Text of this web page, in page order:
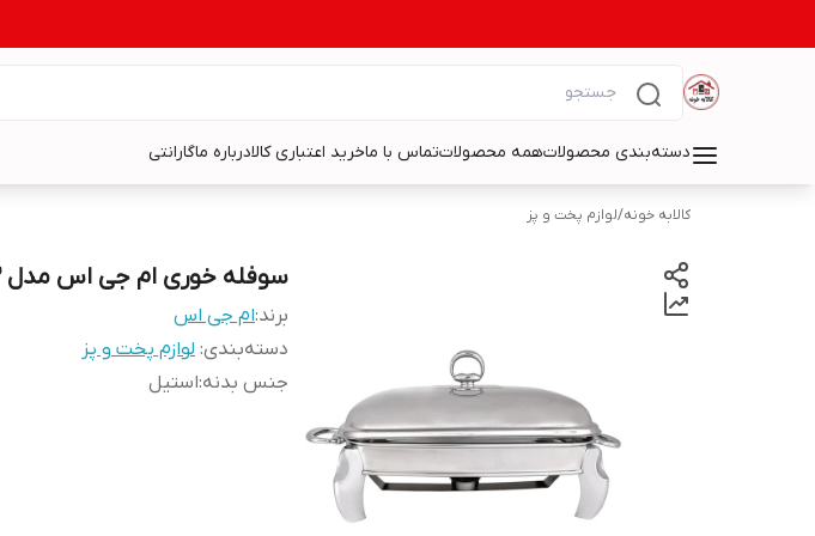
دسته‌بندی محصولاتهمه محصولاتتماس با ماخرید اعتباری کالادرباره ماگارانتی
کالابه خونه/لوازم پخت و پز
سوفله خوری ام جی اس مدل 3103
برند:ام جی اس
دسته‌بندی: لوازم پخت و پز
جنس بدنه:استیل